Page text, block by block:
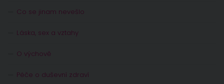
Co se jinam nevešlo
Láska, sex a vztahy
O výchově
Péče o duševní zdraví